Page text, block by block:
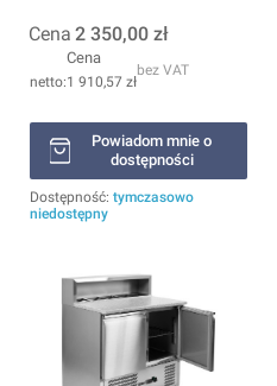
Cena 2 350,00 zł
Cena
1 910,57 zł
bez VAT
Powiadom mnie o
dostępności
Dostępność: tymczasowo
niedostępny